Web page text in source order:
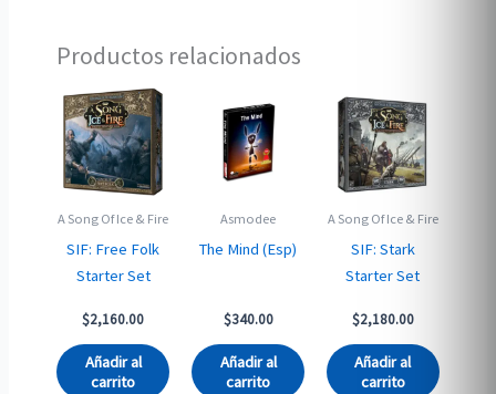
Productos relacionados
A Song Of Ice & Fire
SIF: Free Folk
Starter Set
$2,160.00
Añadir al
carrito
Asmodee
The Mind (Esp)
$340.00
Añadir al
carrito
A Song Of Ice & Fire
SIF: Stark
Starter Set
$2,180.00
Añadir al
carrito